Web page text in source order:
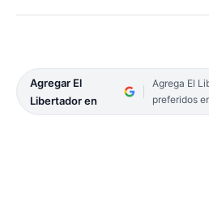
Agregar El
Libertador en
Agrega El
preferidos